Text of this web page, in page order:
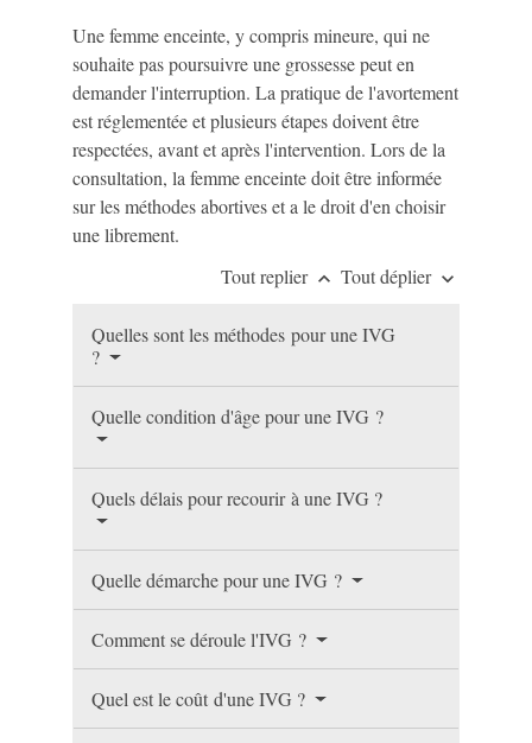
Une femme enceinte, y compris mineure, qui ne
souhaite pas poursuivre une grossesse peut en
demander l'interruption. La pratique de l'avortement
est réglementée et plusieurs étapes doivent être
respectées, avant et après l'intervention. Lors de la
consultation, la femme enceinte doit être informée
sur les méthodes abortives et a le droit d'en choisir
une librement.
Tout replier keyboard_arrow_up Tout déplier keyboard_arrow_down
Quelles sont les méthodes pour une IVG
?
Quelle condition d'âge pour une IVG ?
Quels délais pour recourir à une IVG ?
Quelle démarche pour une IVG ?
Comment se déroule l'IVG ?
Quel est le coût d'une IVG ?